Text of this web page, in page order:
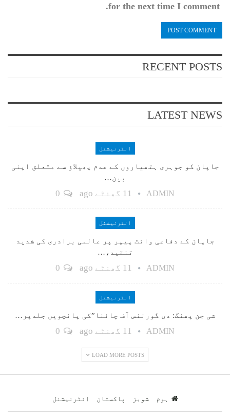
for the next time I comment.
RECENT POSTS
LATEST NEWS
انٹرنیشنل
جاپان کو جوہری ہتھیاروں کے عدم پھیلاؤ سے متعلق اپنی
بین…
ADMIN 11 گھنٹے ago
انٹرنیشنل
جاپان کے دفاعی وائٹ پیپر پر عالمی برادری کی شدید
تنقید،…
ADMIN 11 گھنٹے ago
انٹرنیشنل
شی جن پھنگ: دی گورننس آف چائنا”کی پانچویں جلدپر…
ADMIN 11 گھنٹے ago
LOAD MORE POSTS
ہوم شوبز پاکستان انٹرنیشنل